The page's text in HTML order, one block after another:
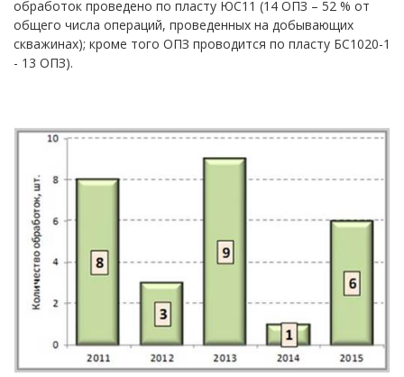
обработок проведено по пласту ЮС11 (14 ОПЗ – 52 % от
общего числа операций, проведенных на добывающих
скважинах); кроме того ОПЗ проводится по пласту БС1020-1
- 13 ОПЗ).